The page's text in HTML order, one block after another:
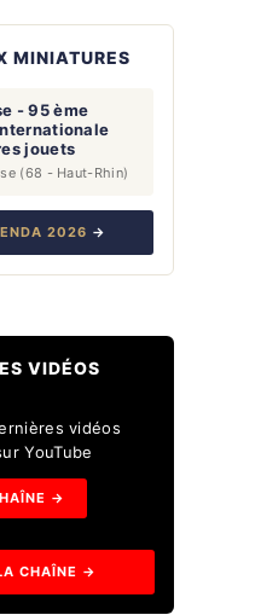
MINIATURES
- 95 ème
jouets
(68 - Haut-Rhin)
2026 →
VIDÉOS
vidéos
YouTube
→
CHAÎNE →